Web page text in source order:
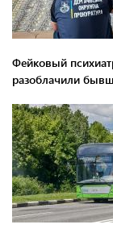
Фейковый
разоблачили